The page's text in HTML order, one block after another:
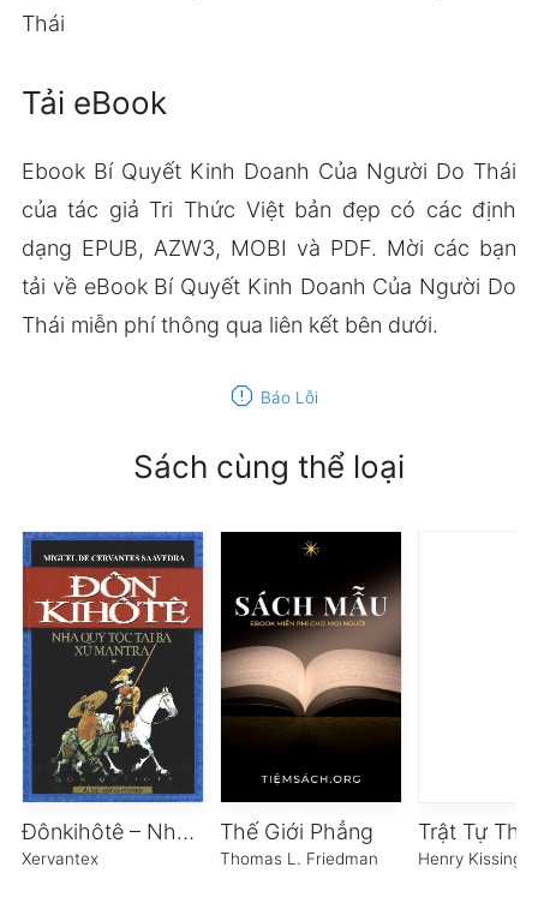
Thái
Tải eBook
Ebook Bí Quyết Kinh Doanh Của Người Do Thái
của tác giả Tri Thức Việt bản đẹp có các định
dạng EPUB, AZW3, MOBI và PDF. Mời các bạn
tải về eBook Bí Quyết Kinh Doanh Của Người Do
Thái miễn phí thông qua liên kết bên dưới.
report Báo Lỗi
Sách cùng thể loại
Đônkihôtê – Nhà Quý Tộc Tài Ba Xứ Mantra
Xervantex
Thế Giới Phẳng
Thomas L. Friedman
Trật Tự Thế
Henry Kissinger